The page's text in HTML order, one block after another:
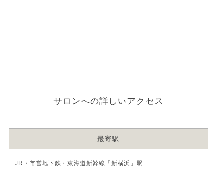
サロンへの詳しいアクセス
最寄駅
JR・市営地下鉄・東海道新幹線「新横浜」駅